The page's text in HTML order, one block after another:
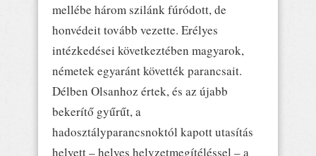
mellébe három szilánk fúródott, de
honvédeit tovább vezette. Erélyes
intézkedései következtében magyarok,
németek egyaránt követték parancsait.
Délben Olsanhoz értek, és az újabb
bekerítő gyűrűt, a
hadosztályparancsnoktól kapott utasítás
helyett – helyes helyzetmegítéléssel – a